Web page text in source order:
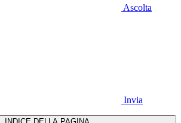
Ascolta
Invia